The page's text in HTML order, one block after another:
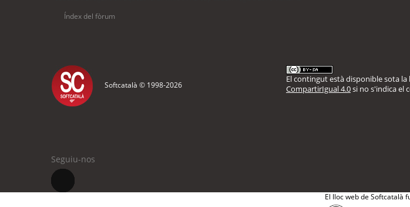
Índex del fòrum
Softcatalà © 1998-2026
El contingut està disponible sota la
CompartirIgual 4.0si no s'indica el
Seguiu-nos
El lloc web de Softcatalà